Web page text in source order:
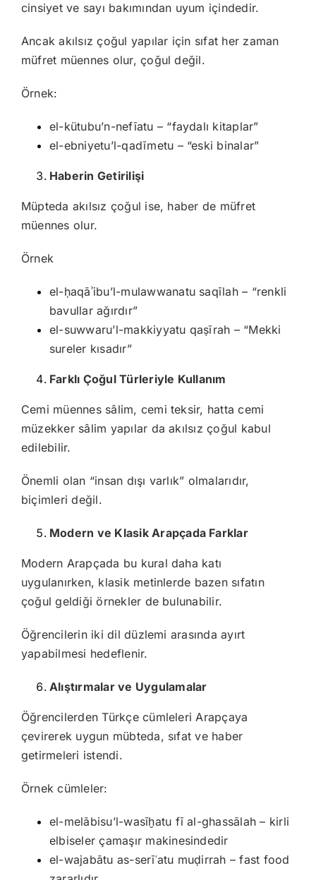
cinsiyet ve sayı bakımından uyum içindedir.
Ancak akılsız çoğul yapılar için sıfat her zaman
müfret müennes olur, çoğul değil.
Örnek:
el-kütubu’n-nefīatu – “faydalı kitaplar”
el-ebniyetu’l-qadīmetu – “eski binalar”
Haberin Getirilişi
Müpteda akılsız çoğul ise, haber de müfret
müennes olur.
Örnek
el-ḥaqāʾibu’l-mulawwanatu saqīlah – “renkli
bavullar ağırdır”
el-suwwaru’l-makkiyyatu qaṣīrah – “Mekki
sureler kısadır”
Farklı Çoğul Türleriyle Kullanım
Cemi müennes sâlim, cemi teksir, hatta cemi
müzekker sâlim yapılar da akılsız çoğul kabul
edilebilir.
Önemli olan “insan dışı varlık” olmalarıdır,
biçimleri değil.
Modern ve Klasik Arapçada Farklar
Modern Arapçada bu kural daha katı
uygulanırken, klasik metinlerde bazen sıfatın
çoğul geldiği örnekler de bulunabilir.
Öğrencilerin iki dil düzlemi arasında ayırt
yapabilmesi hedeflenir.
Alıştırmalar ve Uygulamalar
Öğrencilerden Türkçe cümleleri Arapçaya
çevirerek uygun mübteda, sıfat ve haber
getirmeleri istendi.
Örnek cümleler:
el-melābisu’l-wasīḫatu fī al-ghassālah – kirli
elbiseler çamaşır makinesindedir
el-wajabātu as-serīʿatu muḍirrah – fast food